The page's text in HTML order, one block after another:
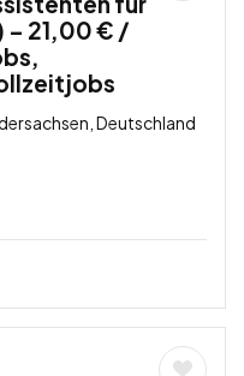
– 21,00 € /
Deutschland